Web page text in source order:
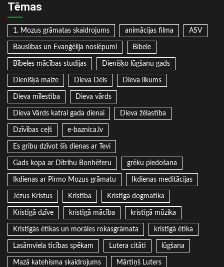
Tēmas
1. Mozus grāmatas skaidrojums animācijas filma ASV
Bauslības un Evaņģēlija noslēpumi Bībele
Bībeles mācības studijas Dienišķo lūgšanu gads
Dienišķā maize Dieva Dēls Dieva likums
Dieva mīlestība Dieva vārds
Dieva Vārds katrai gada dienai Dieva žēlastība
Dzīvības ceļš e-baznica.lv
Es gribu dzīvot šīs dienas ar Tevi
Gads kopa ar Dītrihu Bonhēferu grēku piedošana
Ikdienas ar Pirmo Mozus grāmatu Ikdienas meditācijas
Jēzus Kristus Kristība Kristīgā dogmatika
Kristīgā dzīve kristīgā mācība kristīgā mūzika
Kristīgās ētikas un morāles rokasgrāmata kristīgā ētika
Lasāmviela ticības spēkam Lutera citāti lūgšana
Mazā katehisma skaidrojums Mārtiņš Luters